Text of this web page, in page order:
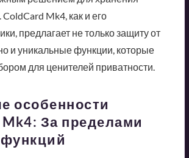
Mk4, как и его
предлагает не только защиту от
и уникальные функции, которые
для ценителей приватности.
особенности
За пределами